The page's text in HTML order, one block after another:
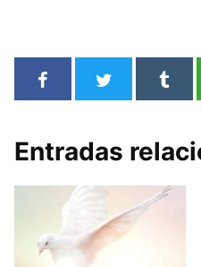
Entradas